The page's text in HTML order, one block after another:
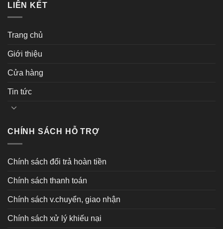
LIÊN KẾT
Trang chủ
Giới thiệu
Cửa hàng
Tin tức
CHÍNH SÁCH HỖ TRỢ
Chính sách đổi trả hoàn tiền
Chính sách thanh toán
Chính sách v.chuyển, giao nhận
Chính sách xử lý khiếu nại